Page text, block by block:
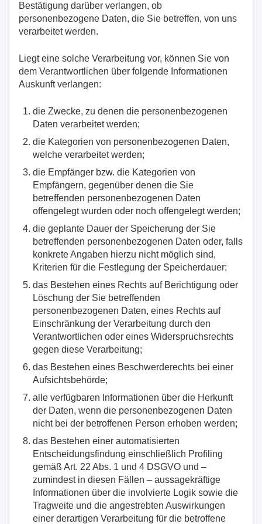
Bestätigung darüber verlangen, ob
personenbezogene Daten, die Sie betreffen, von uns
verarbeitet werden.
Liegt eine solche Verarbeitung vor, können Sie von
dem Verantwortlichen über folgende Informationen
Auskunft verlangen:
die Zwecke, zu denen die personenbezogenen
Daten verarbeitet werden;
die Kategorien von personenbezogenen Daten,
welche verarbeitet werden;
die Empfänger bzw. die Kategorien von
Empfängern, gegenüber denen die Sie
betreffenden personenbezogenen Daten
offengelegt wurden oder noch offengelegt werden;
die geplante Dauer der Speicherung der Sie
betreffenden personenbezogenen Daten oder, falls
konkrete Angaben hierzu nicht möglich sind,
Kriterien für die Festlegung der Speicherdauer;
das Bestehen eines Rechts auf Berichtigung oder
Löschung der Sie betreffenden
personenbezogenen Daten, eines Rechts auf
Einschränkung der Verarbeitung durch den
Verantwortlichen oder eines Widerspruchsrechts
gegen diese Verarbeitung;
das Bestehen eines Beschwerderechts bei einer
Aufsichtsbehörde;
alle verfügbaren Informationen über die Herkunft
der Daten, wenn die personenbezogenen Daten
nicht bei der betroffenen Person erhoben werden;
das Bestehen einer automatisierten
Entscheidungsfindung einschließlich Profiling
gemäß Art. 22 Abs. 1 und 4 DSGVO und –
zumindest in diesen Fällen – aussagekräftige
Informationen über die involvierte Logik sowie die
Tragweite und die angestrebten Auswirkungen
einer derartigen Verarbeitung für die betroffene